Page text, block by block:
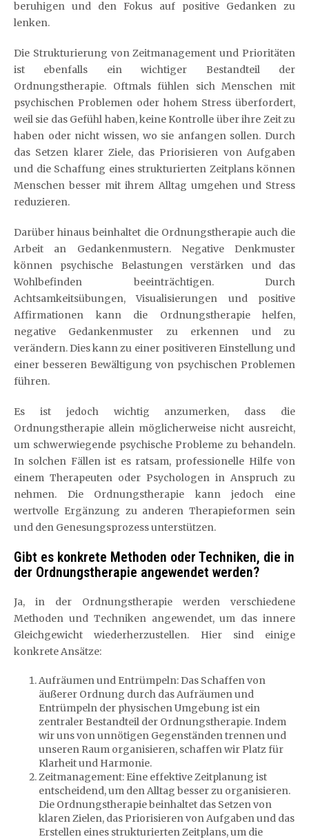
beruhigen und den Fokus auf positive Gedanken zu
lenken.
Die Strukturierung von Zeitmanagement und Prioritäten
ist ebenfalls ein wichtiger Bestandteil der
Ordnungstherapie. Oftmals fühlen sich Menschen mit
psychischen Problemen oder hohem Stress überfordert,
weil sie das Gefühl haben, keine Kontrolle über ihre Zeit zu
haben oder nicht wissen, wo sie anfangen sollen. Durch
das Setzen klarer Ziele, das Priorisieren von Aufgaben
und die Schaffung eines strukturierten Zeitplans können
Menschen besser mit ihrem Alltag umgehen und Stress
reduzieren.
Darüber hinaus beinhaltet die Ordnungstherapie auch die
Arbeit an Gedankenmustern. Negative Denkmuster
können psychische Belastungen verstärken und das
Wohlbefinden beeinträchtigen. Durch
Achtsamkeitsübungen, Visualisierungen und positive
Affirmationen kann die Ordnungstherapie helfen,
negative Gedankenmuster zu erkennen und zu
verändern. Dies kann zu einer positiveren Einstellung und
einer besseren Bewältigung von psychischen Problemen
führen.
Es ist jedoch wichtig anzumerken, dass die
Ordnungstherapie allein möglicherweise nicht ausreicht,
um schwerwiegende psychische Probleme zu behandeln.
In solchen Fällen ist es ratsam, professionelle Hilfe von
einem Therapeuten oder Psychologen in Anspruch zu
nehmen. Die Ordnungstherapie kann jedoch eine
wertvolle Ergänzung zu anderen Therapieformen sein
und den Genesungsprozess unterstützen.
Gibt es konkrete Methoden oder Techniken, die in
der Ordnungstherapie angewendet werden?
Ja, in der Ordnungstherapie werden verschiedene
Methoden und Techniken angewendet, um das innere
Gleichgewicht wiederherzustellen. Hier sind einige
konkrete Ansätze:
Aufräumen und Entrümpeln: Das Schaffen von
äußerer Ordnung durch das Aufräumen und
Entrümpeln der physischen Umgebung ist ein
zentraler Bestandteil der Ordnungstherapie. Indem
wir uns von unnötigen Gegenständen trennen und
unseren Raum organisieren, schaffen wir Platz für
Klarheit und Harmonie.
Zeitmanagement: Eine effektive Zeitplanung ist
entscheidend, um den Alltag besser zu organisieren.
Die Ordnungstherapie beinhaltet das Setzen von
klaren Zielen, das Priorisieren von Aufgaben und das
Erstellen eines strukturierten Zeitplans, um die